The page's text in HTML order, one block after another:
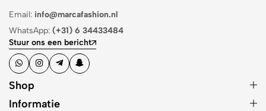
Email: info@marcafashion.nl
WhatsApp: (+31) 6 34433484
Stuur ons een bericht
Shop
Informatie